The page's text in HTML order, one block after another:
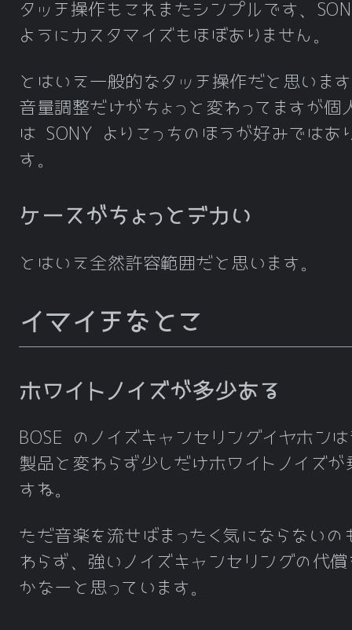
タッチ操作もこれまたシンプルです、
ようにカスタマイズもほぼありません。
とはいえ一般的なタッチ操作だと思いま
音量調整だけがちょっと変わってますが個
は SONY よりこっちのほうが好みではあ
す。
ケースがちょっとデカい
とはいえ全然許容範囲だと思います。
イマイチなとこ
ホワイトノイズが多少ある
BOSE のノイズキャンセリングイヤホン
製品と変わらず少しだけホワイトノイズが
すね。
ただ音楽を流せばまったく気にならないの
わらず、強いノイズキャンセリングの代
かなーと思っています。